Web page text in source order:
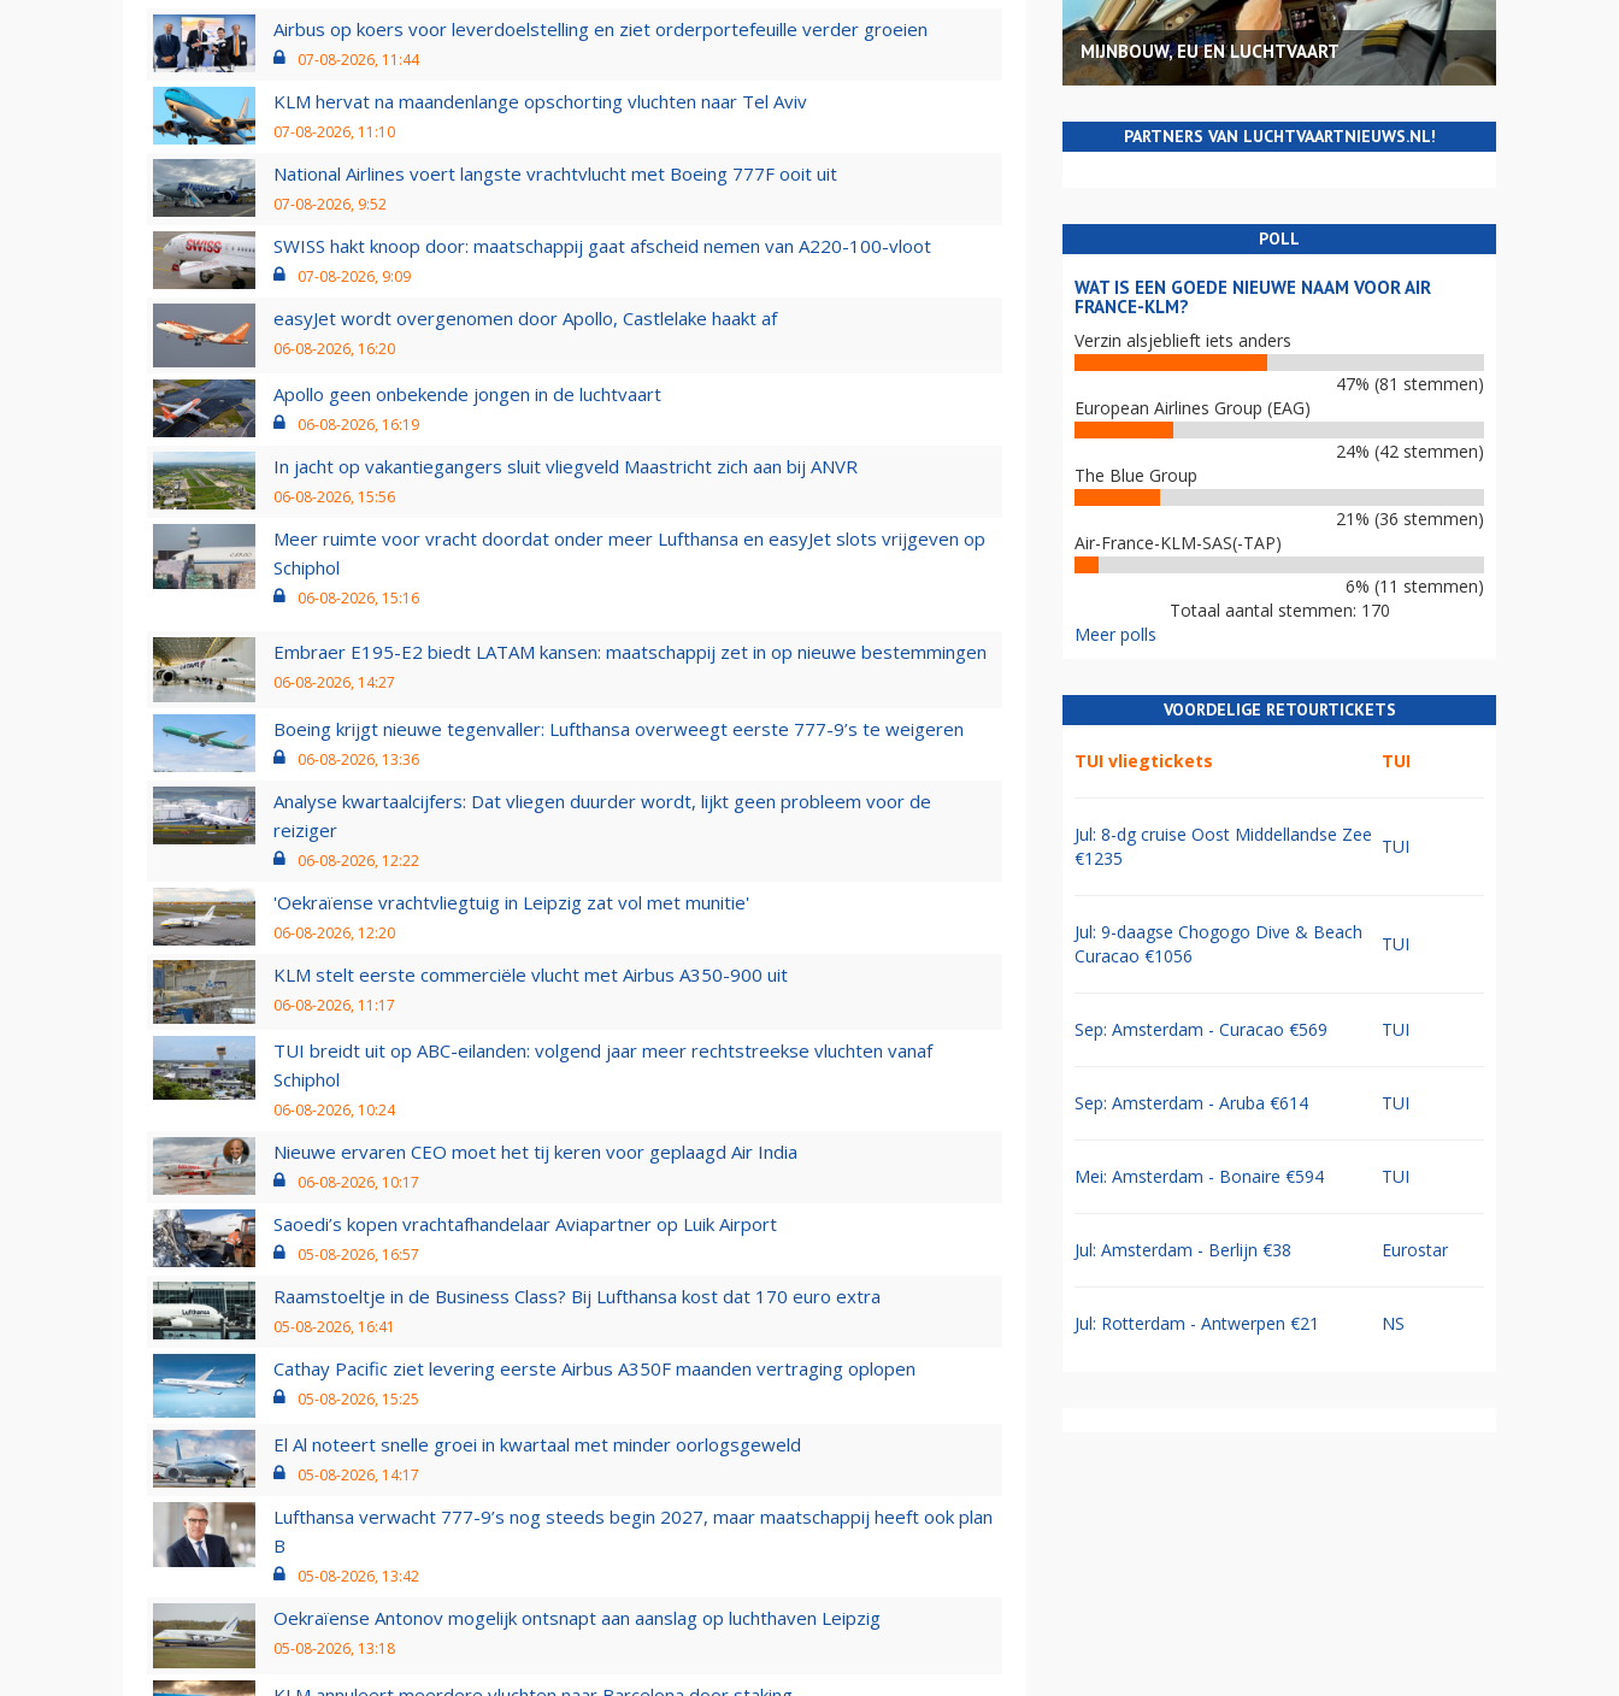
Airbus op koers voor leverdoelstelling en ziet orderportefeuille verder groeien
07-08-2026, 11:44
KLM hervat na maandenlange opschorting vluchten naar Tel Aviv
07-08-2026, 11:10
National Airlines voert langste vrachtvlucht met Boeing 777F ooit uit
07-08-2026, 9:52
SWISS hakt knoop door: maatschappij gaat afscheid nemen van A220-100-vloot
07-08-2026, 9:09
easyJet wordt overgenomen door Apollo, Castlelake haakt af
06-08-2026, 16:20
Apollo geen onbekende jongen in de luchtvaart
06-08-2026, 16:19
In jacht op vakantiegangers sluit vliegveld Maastricht zich aan bij ANVR
06-08-2026, 15:56
Meer ruimte voor vracht doordat onder meer Lufthansa en easyJet slots vrijgeven op
Schiphol
06-08-2026, 15:16
Embraer E195-E2 biedt LATAM kansen: maatschappij zet in op nieuwe bestemmingen
06-08-2026, 14:27
Boeing krijgt nieuwe tegenvaller: Lufthansa overweegt eerste 777-9’s te weigeren
06-08-2026, 13:36
Analyse kwartaalcijfers: Dat vliegen duurder wordt, lijkt geen probleem voor de
reiziger
06-08-2026, 12:22
'Oekraïense vrachtvliegtuig in Leipzig zat vol met munitie'
06-08-2026, 12:20
KLM stelt eerste commerciële vlucht met Airbus A350-900 uit
06-08-2026, 11:17
TUI breidt uit op ABC-eilanden: volgend jaar meer rechtstreekse vluchten vanaf
Schiphol
06-08-2026, 10:24
Nieuwe ervaren CEO moet het tij keren voor geplaagd Air India
06-08-2026, 10:17
Saoedi’s kopen vrachtafhandelaar Aviapartner op Luik Airport
05-08-2026, 16:57
Raamstoeltje in de Business Class? Bij Lufthansa kost dat 170 euro extra
05-08-2026, 16:41
Cathay Pacific ziet levering eerste Airbus A350F maanden vertraging oplopen
05-08-2026, 15:25
El Al noteert snelle groei in kwartaal met minder oorlogsgeweld
05-08-2026, 14:17
Lufthansa verwacht 777-9’s nog steeds begin 2027, maar maatschappij heeft ook plan
B
05-08-2026, 13:42
Oekraïense Antonov mogelijk ontsnapt aan aanslag op luchthaven Leipzig
05-08-2026, 13:18
MIJNBOUW, EU EN LUCHTVAART
PARTNERS VAN LUCHTVAARTNIEUWS.NL!
POLL
WAT IS EEN GOEDE NIEUWE NAAM VOOR AIR
FRANCE-KLM?
Verzin alsjeblieft iets anders
47% (81 stemmen)
European Airlines Group (EAG)
24% (42 stemmen)
The Blue Group
21% (36 stemmen)
Air-France-KLM-SAS(-TAP)
6% (11 stemmen)
Totaal aantal stemmen: 170
Meer polls
VOORDELIGE RETOURTICKETS
TUI vliegtickets TUI
Jul: 8-dg cruise Oost Middellandse Zee
€1235
TUI
Jul: 9-daagse Chogogo Dive & Beach
Curacao €1056
TUI
Sep: Amsterdam - Curacao €569 TUI
Sep: Amsterdam - Aruba €614 TUI
Mei: Amsterdam - Bonaire €594 TUI
Jul: Amsterdam - Berlijn €38 Eurostar
Jul: Rotterdam - Antwerpen €21 NS